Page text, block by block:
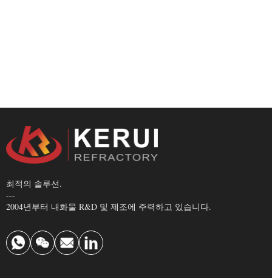
최적의 솔루션.
---
2004년부터 내화물 R&D 및 제조에 주력하고 있습니다.